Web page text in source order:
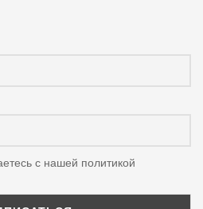
с нашей политикой